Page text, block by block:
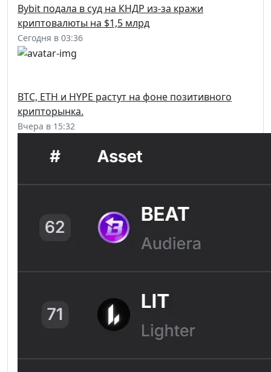
Bybit подала в суд на КНДР из-за кражи
криптовалюты на $1,5 млрд
Сегодня в 03:36
BTC, ETH и HYPE растут на фоне позитивного
крипторынка.
Вчера в 15:32